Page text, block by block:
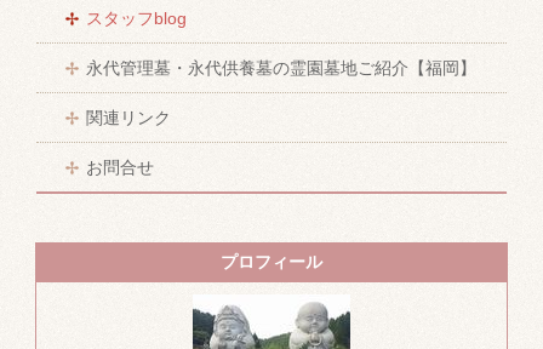
スタッフblog
永代管理墓・永代供養墓の霊園墓地ご紹介【福岡】
関連リンク
お問合せ
プロフィール